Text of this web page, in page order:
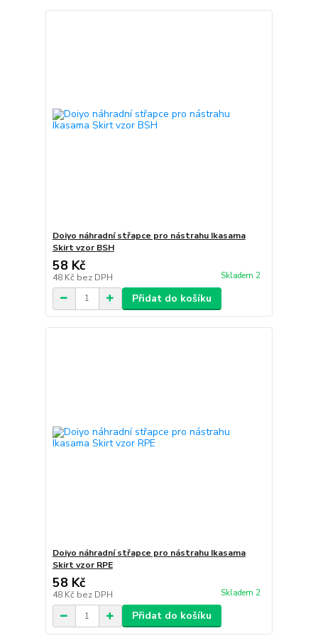
Doiyo náhradní střapce pro nástrahu Ikasama
Skirt vzor BSH
58 Kč
48 Kč bez DPH Skladem 2
Přidat do košíku
Doiyo náhradní střapce pro nástrahu Ikasama
Skirt vzor RPE
58 Kč
48 Kč bez DPH Skladem 2
Přidat do košíku